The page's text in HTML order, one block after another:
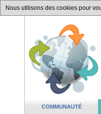
Nous utilisons des cookies pour
COMMUNAUTÉ